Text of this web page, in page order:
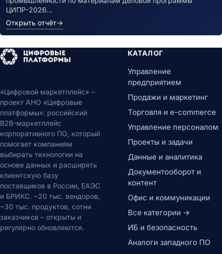
ЦИПР-2026…
Открыть отчёт→
«Цифровой маркетплейс» –
проект АНО «Цифровые
платформы»: российский
B2B-маркетплейс
корпоративного ПО, который
помогает компаниям
выбирать технологии на
основе данных и расширять
клиентскую базу
поставщиков в России, ЕАЭС
и БРИКС. ~20 тыс. вендоров,
~30 тыс. продуктов, сотни
заказчиков – открыты и
регулярно обновляются.
КАТАЛОГ
Управление
предприятием
Продажи и маркетинг
Торговля и e-commerce
Управление персоналом
Проекты и задачи
Данные и аналитика
Документооборот и
контент
Офис и коммуникации
Все категории →
ИБ и безопасность
Аналоги западного ПО